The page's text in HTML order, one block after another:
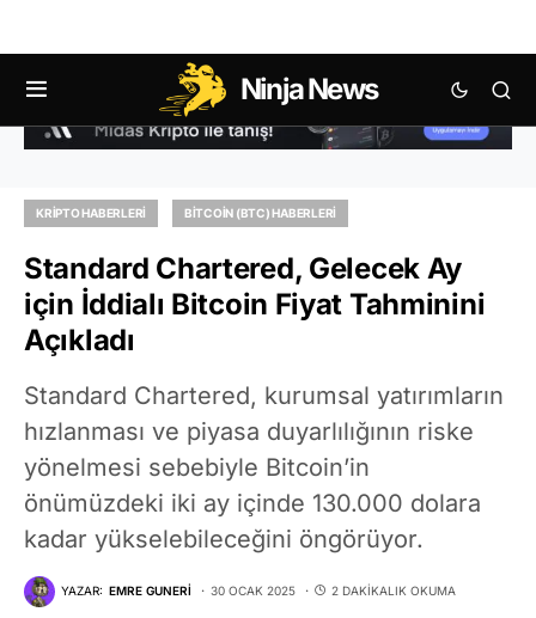
Ninja News
KRIPTO HABERLERI BITCOIN (BTC) HABERLERI
Standard Chartered, Gelecek Ay
için İddialı Bitcoin Fiyat Tahminini
Açıkladı
Standard Chartered, kurumsal yatırımların
hızlanması ve piyasa duyarlılığının riske
yönelmesi sebebiyle Bitcoin’in
önümüzdeki iki ay içinde 130.000 dolara
kadar yükselebileceğini öngörüyor.
YAZAR: EMRE GUNERI 30 OCAK 2025 2 DAKIKALIK OKUMA